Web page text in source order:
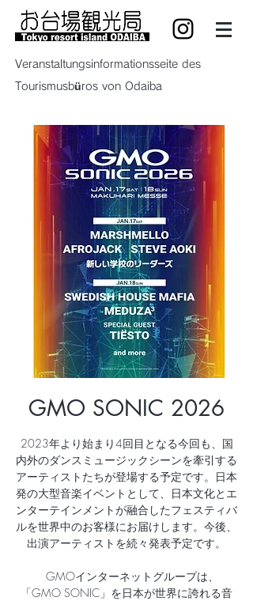
Veranstaltungsinformationsseite des
Tourismusbüros von Odaiba
GMO SONIC 2026
2023年より始まり4回目となる今回も、国
内外のダンスミュージックシーンを牽引する
アーティストたちが登場する予定です。日本
発の大型音楽イベントとして、日本文化とエ
ンターテインメントが融合したフェスティバ
ルを世界中のお客様にお届けします。今後、
出演アーティストを続々発表予定です。
GMOインターネットグループは、
「GMO SONIC」を日本が世界に誇れる音